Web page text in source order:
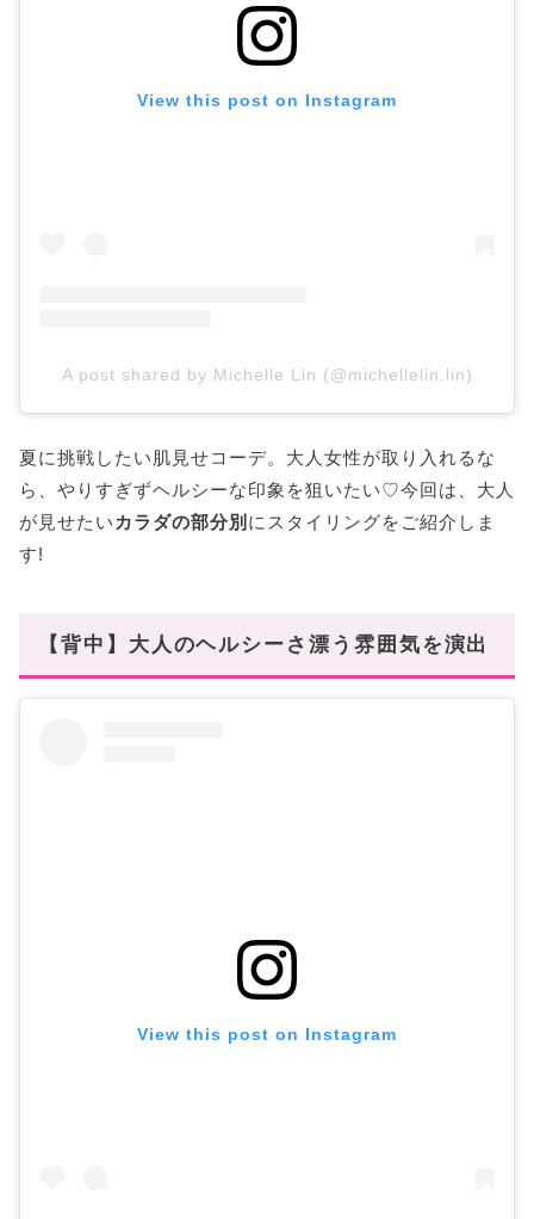
View this post on Instagram
A post shared by Michelle Lin (@michellelin.lin)
夏に挑戦したい肌見せコーデ。大人女性が取り入れるな
ら、やりすぎずヘルシーな印象を狙いたい♡今回は、大人
が見せたい カラダの部分別 にスタイリングをご紹介しま
す!
【背中】大人のヘルシーさ漂う雰囲気を演出
View this post on Instagram